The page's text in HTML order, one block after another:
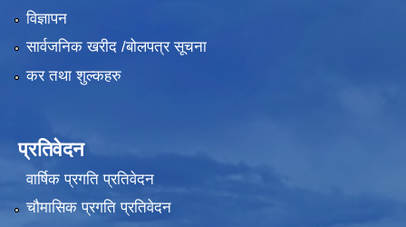
विज्ञापन
सार्वजनिक खरीद /बोलपत्र सूचना
कर तथा शुल्कहरु
प्रतिवेदन
वार्षिक प्रगति प्रतिवेदन
चौमासिक प्रगति प्रतिवेदन